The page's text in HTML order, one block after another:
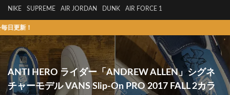
NIKE SUPREME AIR JORDAN DUNK AIR FORCE 1
ANTI HERO ライダー「ANDREW ALLEN」シグネ
チャーモデル VANS Slip-On PRO 2017 FALL 2カラ